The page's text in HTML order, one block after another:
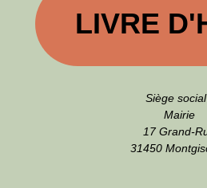
LIVRE
Siège
Mairie
17 Grand-
31450